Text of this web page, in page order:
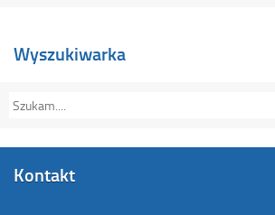
Wyszukiwarka
Kontakt